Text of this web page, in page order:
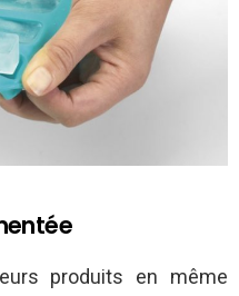
produits en même